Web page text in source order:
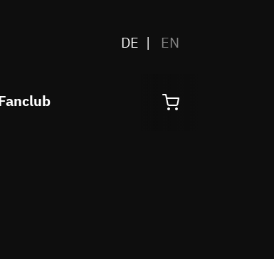
DE EN
Fanclub